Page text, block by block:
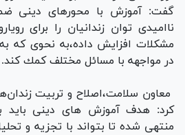
گفت: آموزش با محورهای دینی
ناامیدی توان زندانیان را برای
مشکلات افزایش داده،به نحوی که
در مواجهه با مسائل مختلف كمك کند.
معاون سلامت،اصلاح و تربیت
كرد: هدف آموزش های دینی باید
منتهی شده تا بتواند با تجزیه و